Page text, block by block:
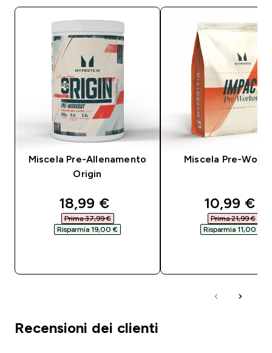
Miscela Pre-Allenamento
Origin
discounted price
18,99 €‎
Prima 37,99 €‎
Risparmia 19,00 €‎
Miscela Pre-
10,99 €‎
Prima 21,99 €‎
Risparmia 11,00 €‎
Recensioni dei clienti